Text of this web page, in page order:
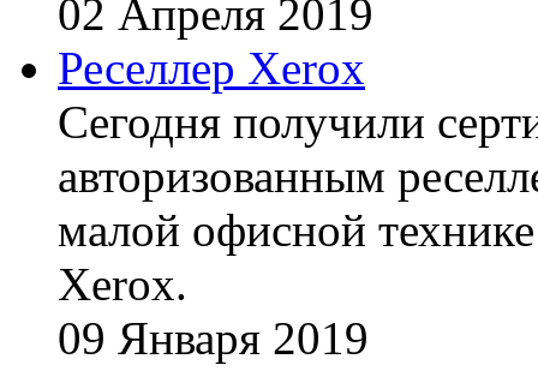
02 Апреля 2019
Реселлер Xerox
Сегодня получили
авторизованным
малой офисной
Xerox.
09 Января 2019